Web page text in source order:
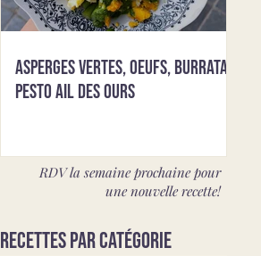
Asperges vertes, oeufs, burrata &
pesto ail des ours
RDV la semaine prochaine pour
une nouvelle recette!
Recettes par catégorie